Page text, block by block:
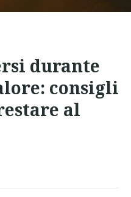
durante
consigli
al